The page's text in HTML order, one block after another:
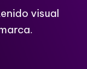
visual